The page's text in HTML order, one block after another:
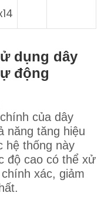
dụng dây
động
của dây
năng tăng hiệu
hệ thống này
độ cao có thể xử
xác, giảm